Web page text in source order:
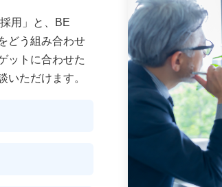
検索する
人気のキーワード
採用目標・効果改善
求人広告・求人
用」と、BE
どう組み合わせ
ットに合わせた
いただけます。